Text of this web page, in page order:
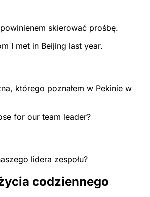
skierować prośbę.
I met in Beijing last year.
którego poznałem w Pekinie w
for our team leader?
lidera zespołu?
codziennego